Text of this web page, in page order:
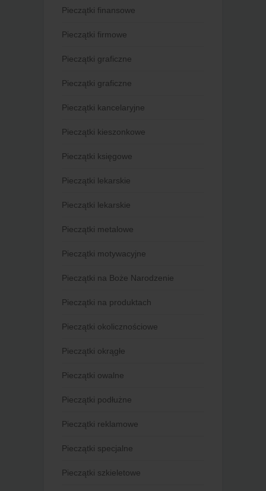
Pieczątki finansowe
Pieczątki firmowe
Pieczątki graficzne
Pieczątki graficzne
Pieczątki kancelaryjne
Pieczątki kieszonkowe
Pieczątki księgowe
Pieczątki lekarskie
Pieczątki lekarskie
Pieczątki metalowe
Pieczątki motywacyjne
Pieczątki na Boże Narodzenie
Pieczątki na produktach
Pieczątki okolicznościowe
Pieczątki okrągłe
Pieczątki owalne
Pieczątki podłużne
Pieczątki reklamowe
Pieczątki specjalne
Pieczątki szkieletowe